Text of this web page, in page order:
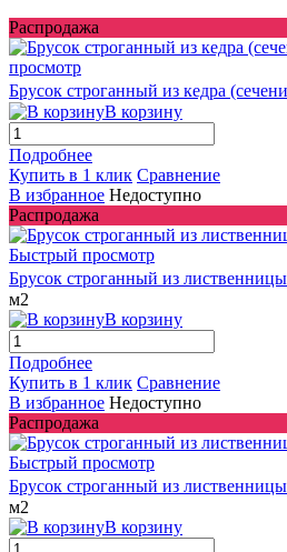
Распродажа
просмотр
Брусок строганный из кедра
В корзину
Подробнее
Купить в 1 клик Сравнение
В избранное Недоступно
Распродажа
Быстрый просмотр
Брусок строганный из
м2
В корзину
Подробнее
Купить в 1 клик Сравнение
В избранное Недоступно
Распродажа
Быстрый просмотр
Брусок строганный из
м2
В корзину